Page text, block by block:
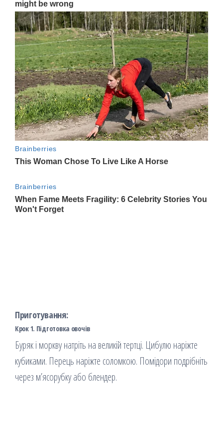
Приготування:
Крок 1. Підготовка овочів
Буряк і моркву натріть на великій тертці. Цибулю наріжте
кубиками. Перець наріжте соломкою. Помідори подрібніть
через м’ясорубку або блендер.